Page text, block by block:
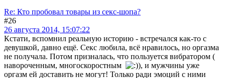
Re: Кто пробовал товары из секс-шопа?
#26
26 августа 2014, 15:07:22
Кстати, вспомнил реальную историю - встречался как-то с
девушкой, давно ещё. Секс любила, всё нравилось, но оргазма
не получала. Потом призналась, что пользуется вибратором (
навороченным, многоскоростным
, и мужчины уже
оргазм ей доставить не могут! Только ради эмоций с ними